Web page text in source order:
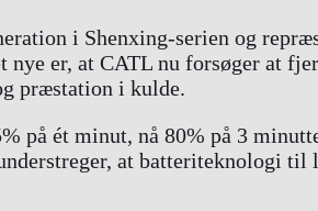
i Shenxing-serien og
er, at CATL nu forsøger at
præstation i kulde.
på ét minut, nå 80% på 3
at batteriteknologi